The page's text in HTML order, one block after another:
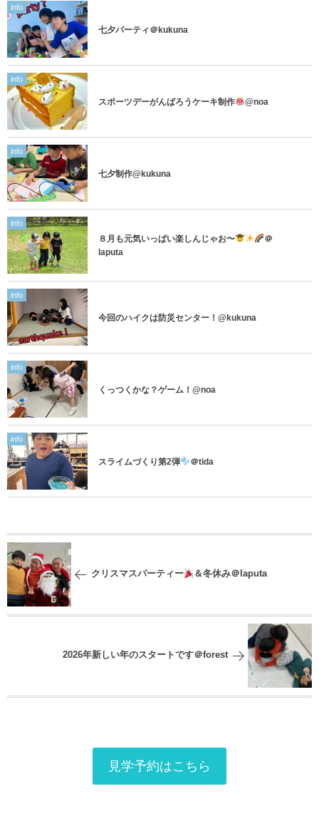
info
七夕パーティ＠kukuna
info
スポーツデーがんばろうケーキ制作 @noa
info
七夕制作@kukuna
info
８月も元気いっぱい楽しんじゃお〜
＠
laputa
info
今回のハイクは防災センター！@kukuna
info
くっつくかな？ゲーム！@noa
info
スライムづくり第2弾 ＠tida
クリスマスパーティー ＆冬休み＠laputa
2026年新しい年のスタートです＠forest
見学予約はこちら